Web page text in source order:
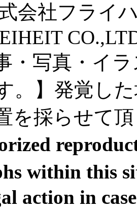
会社フライ
・写真・イ
。】発覚し
を採らせて
within this
action in